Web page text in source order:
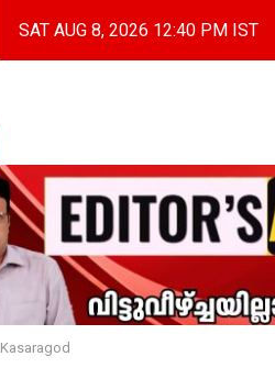
SAT AUG 8, 2026 12:40 PM IST
Kasaragod